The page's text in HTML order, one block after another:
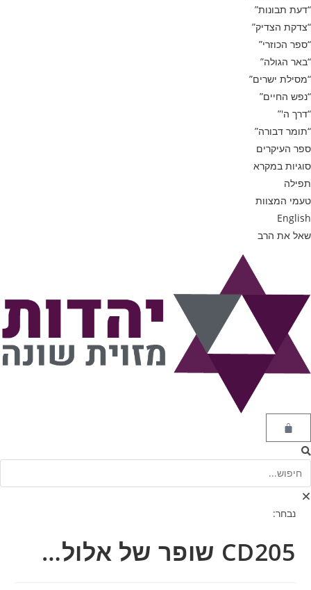
“דעת תבונות”
“צדקת הצדיק”
“ספר הכוזרי”
“באר הגולה”
“מסילת ישרים”
“נפש החיים”
“דרך ה'”
“תומר דבורה”
ספר העיקרים
סוגיות במקרא
תפילה
טעמי המצוות
English
שאל את הרב
נבחר:
CD205 שופר של אלול…